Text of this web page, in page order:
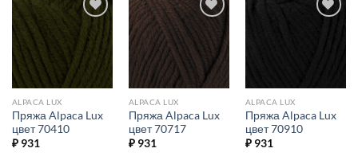
Добавить в
избранное.
ALPACA LUX
Пряжа Alpaca Lux
цвет 70410
₽931
Добавить в
избранное.
ALPACA LUX
Пряжа Alpaca Lux
цвет 70717
₽931
ALPACA LUX
Пряжа Alpaca Lux
цвет 70910
₽931